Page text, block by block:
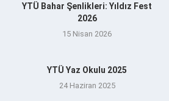
YTÜ Bahar Şenlikleri: Yıldız Fest
2026
15 Nisan 2026
YTÜ Yaz Okulu 2025
24 Haziran 2025